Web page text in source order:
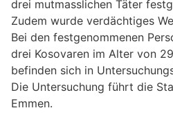
drei mutmasslichen Täter
Zudem wurde verdächtiges
Bei den festgenommenen
drei Kosovaren im Alter von
befinden sich in
Die Untersuchung führt die
Emmen.